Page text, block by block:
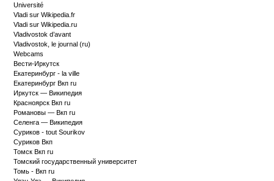
Université
Vladi sur Wikipedia.fr
Vladi sur Wikipedia.ru
Vladivostok d’avant
Vladivostok, le journal (ru)
Webcams
Вести-Иркутск
Екатеринбург - la ville
Екатеринбург Вкп ru
Иркутск — Википедия
Красноярск Вкп ru
Романовы — Вкп ru
Селенга — Википедия
Суриков - tout Sourikov
Суриков Вкп
Томск Вкп ru
Томский государственный университет
Томь - Вкп ru